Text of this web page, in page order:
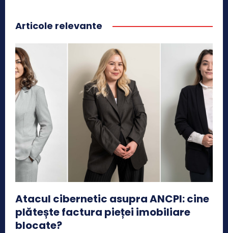
Articole relevante
Atacul cibernetic asupra ANCPI: cine
plătește factura pieței imobiliare
blocate?